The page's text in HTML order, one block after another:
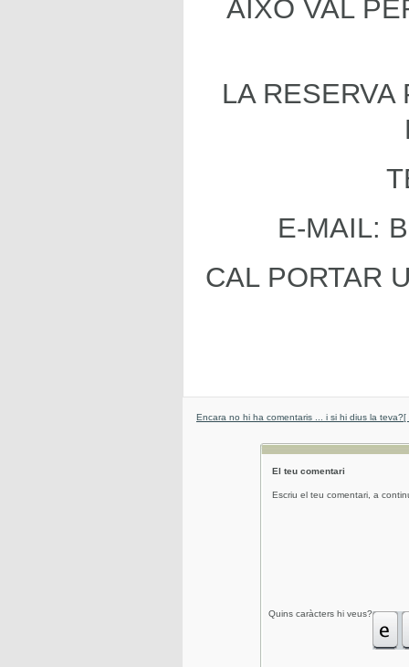
AIXÒ VAL
LA RESERVA
E-MAIL:
CAL PORTAR
Encara no hi ha comentaris ... i si hi dius la teva?[
El teu comentari
Escriu el teu comentari, a
Quins caràcters hi veus?